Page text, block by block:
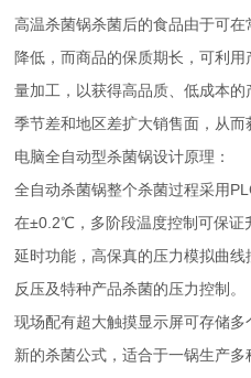
高温杀菌锅杀菌后的食品由于可
降低，而商品的保质期长，可利
量加工，以获得高品质、低成本
季节差和地区差扩大销售面，从而
电脑全自动型杀菌锅设计原理：
全自动杀菌锅整个杀菌过程采用
在±0.2℃，多阶段温度控制可保证
延时功能，高保真的压力模拟曲线
反压及特种产品杀菌的压力控制。
现场配有超大触摸显示屏可存储
新的杀菌公式，适合于一锅生产